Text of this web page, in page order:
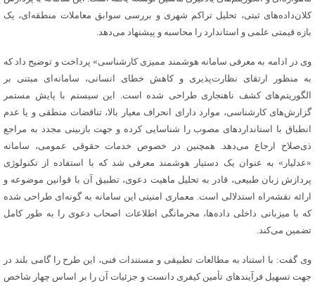
کلان‌داده‌های ثبتی، تحلیل تراکم شهری و بررسی سوابق معاملات منطقه‌ای، یک
بازه قیمتی علمی و استاندارد را محاسبه و پیشنهاد می‌دهد.
وی در ادامه به معرفی سامانه هوشمند ممیزی کارشناسی» پرداخت و توضیح داد که
به منظور ارتقای نظارت‌پذیری و کاهش خطای انسانی، سامانه‌ای مبتنی بر
الگوریتم‌های کشف ناهنجاری طراحی شده است. این سیستم با پایش مستمر
گزارش‌های کارشناسی، موارد دارای انحراف معیار بالا، تناقضات منطقی و یا عدم
انطباق با استانداردهای مصوب را شناسایی کرده و جهت بازبینی مجدد به مراجع
ذی‌صلاح ارجاع می‌دهد. همچنین در خصوص خدمات حقوقی عمومی، سامانه
«عدلیار» به عنوان یک دستیار هوشمند معرفی شد که با استفاده از تکنولوژی
پردازش زبان طبیعی، قادر به تحلیل ماهیت دعوی، تطبیق آن با قوانین موضوعه و
ارائه نقشه‌راه استدلالی است. معماری امنیتی این سامانه به گونه‌ای طراحی شده
که با میزبانی داخلی داده‌ها، محرمانگی اطلاعات اصحاب دعوی را به طور کامل
تضمین می‌کند.
وی گفت: با استناد به مطالعات تطبیقی و مستندات فنی، این طرح را گامی بلند در
جهت تسهیل فرآیندهای تأمین کیفری دانست و جزئیات آن را بر اساس چهار شاخص